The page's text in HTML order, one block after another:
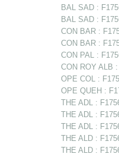
BAL SAD :
BAL SAD :
CON BAR :
CON BAR :
CON PAL :
CON ROY ALB
OPE COL :
OPE QUEH :
THE ADL :
THE ADL :
THE ADL :
THE ALD :
THE ALD :